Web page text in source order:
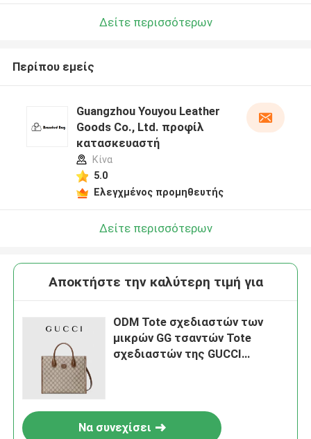
Δείτε περισσότερων
Περίπου εμείς
Guangzhou Youyou Leather
Goods Co., Ltd. προφίλ
κατασκευαστή
Κίνα
5.0
Ελεγχμένος προμηθευτής
Δείτε περισσότερων
Αποκτήστε την καλύτερη τιμή για
ODM Tote σχεδιαστών των
μικρών GG τσαντών Tote
σχεδιαστών της GUCCI
Να συνεχίσει